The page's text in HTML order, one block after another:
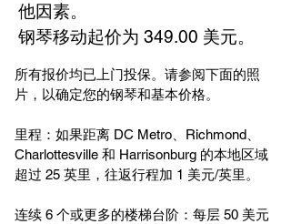
他因素。
钢琴移动起价为 349.00 美元。
所有报价均已上门投保。请参阅下面的照
片，以确定您的钢琴和基本价格。
里程：如果距离 DC Metro、Richmond、
Charlottesville 和 Harrisonburg 的本地区域
超过 25 英里，往返行程加 1 美元/英里。
连续 6 个或更多的楼梯台阶：每层 50 美元